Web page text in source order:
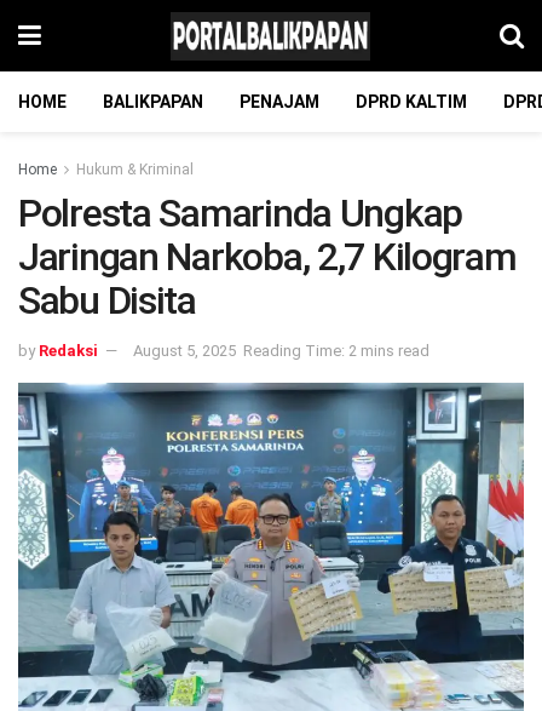
HOME BALIKPAPAN PENAJAM DPRD KALTIM
Home Hukum & Kriminal
Polresta Samarinda Ungkap
Jaringan Narkoba, 2,7 Kilogram
Sabu Disita
by Redaksi August 5, 2025 Reading Time: 2 mins read